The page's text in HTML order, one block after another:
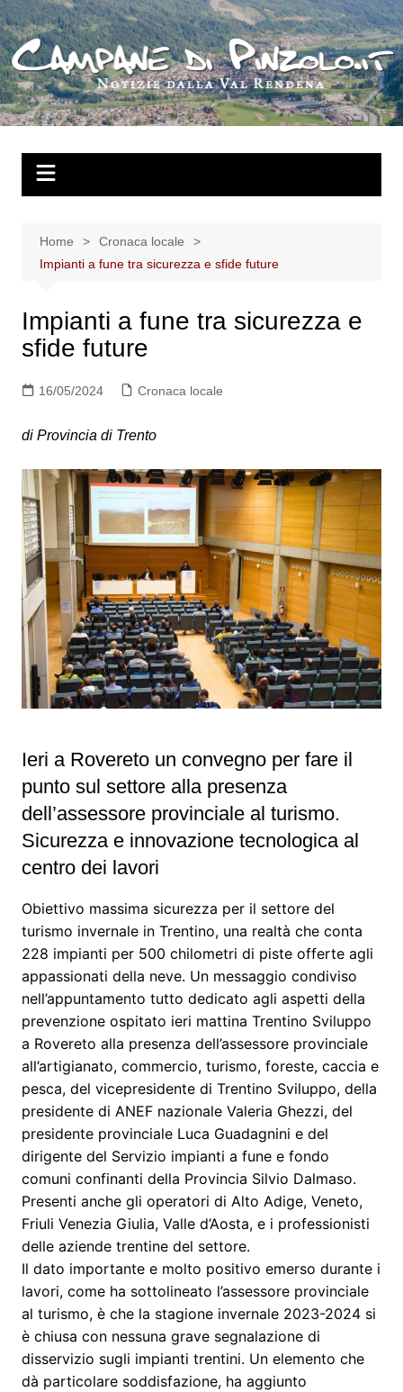
Salta
al
contenuto
Home
Cronaca locale
Impianti a fune tra sicurezza e sfide future
Impianti a fune tra sicurezza e
sfide future
16/05/2024 Cronaca locale
di Provincia di Trento
Ieri a Rovereto un convegno per fare il
punto sul settore alla presenza
dell’assessore provinciale al turismo.
Sicurezza e innovazione tecnologica al
centro dei lavori
Obiettivo massima sicurezza per il settore del
turismo invernale in Trentino, una realtà che conta
228 impianti per 500 chilometri di piste offerte agli
appassionati della neve. Un messaggio condiviso
nell’appuntamento tutto dedicato agli aspetti della
prevenzione ospitato ieri mattina Trentino Sviluppo
a Rovereto alla presenza dell’assessore provinciale
all’artigianato, commercio, turismo, foreste, caccia e
pesca, del vicepresidente di Trentino Sviluppo, della
presidente di ANEF nazionale Valeria Ghezzi, del
presidente provinciale Luca Guadagnini e del
dirigente del Servizio impianti a fune e fondo
comuni confinanti della Provincia Silvio Dalmaso.
Presenti anche gli operatori di Alto Adige, Veneto,
Friuli Venezia Giulia, Valle d’Aosta, e i professionisti
delle aziende trentine del settore.
Il dato importante e molto positivo emerso durante i
lavori, come ha sottolineato l’assessore provinciale
al turismo, è che la stagione invernale 2023-2024 si
è chiusa con nessuna grave segnalazione di
disservizio sugli impianti trentini. Un elemento che
dà particolare soddisfazione, ha aggiunto